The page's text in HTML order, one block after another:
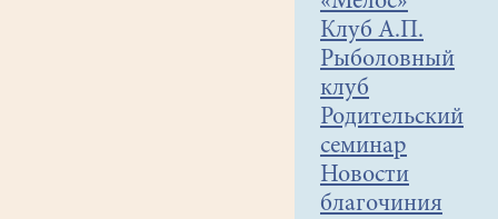
Клуб А.П.
Рыболовный
клуб
Родительский
семинар
Новости
благочиния